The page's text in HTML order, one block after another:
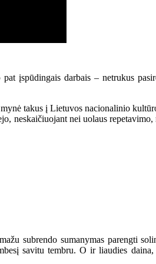
įspūdingais darbais – netrukus
takus į Lietuvos nacionalinio
neskaičiuojant nei uolaus
subrendo sumanymas parengti
savitu tembru. O ir liaudies